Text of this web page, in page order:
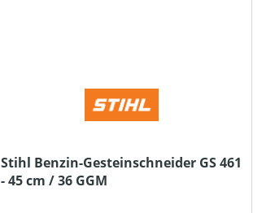
Stihl Benzin-Gesteinschneider GS 461
- 45 cm / 36 GGM